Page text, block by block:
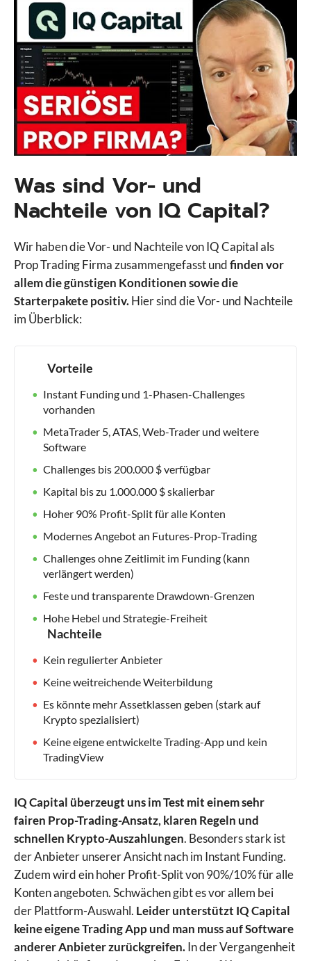
Was sind Vor- und
Nachteile von IQ Capital?
Wir haben die Vor- und Nachteile von IQ Capital als
Prop Trading Firma zusammengefasst undfinden vor
allem die günstigen Konditionen sowie die
Starterpakete positiv.Hier sind die Vor- und Nachteile
im Überblick:
Vorteile
Instant Funding und 1-Phasen-Challenges
vorhanden
MetaTrader 5, ATAS, Web-Trader und weitere
Software
Challenges bis 200.000 $ verfügbar
Kapital bis zu 1.000.000 $ skalierbar
Hoher 90% Profit-Split für alle Konten
Modernes Angebot an Futures-Prop-Trading
Challenges ohne Zeitlimit im Funding (kann
verlängert werden)
Feste und transparente Drawdown-Grenzen
Hohe Hebel und Strategie-Freiheit
Nachteile
Kein regulierter Anbieter
Keine weitreichende Weiterbildung
Es könnte mehr Assetklassen geben (stark auf
Krypto spezialisiert)
Keine eigene entwickelte Trading-App und kein
TradingView
IQ Capital überzeugt uns im Test mit einem sehr
fairen Prop-Trading-Ansatz, klaren Regeln und
schnellen Krypto-Auszahlungen. Besonders stark ist
der Anbieter unserer Ansicht nach im Instant Funding.
Zudem wird ein hoher Profit-Split von 90%/10% für alle
Konten angeboten. Schwächen gibt es vor allem bei
der Plattform-Auswahl. Leider unterstützt IQ Capital
keine eigene Trading App und man muss auf Software
anderer Anbieter zurückgreifen.In der Vergangenheit